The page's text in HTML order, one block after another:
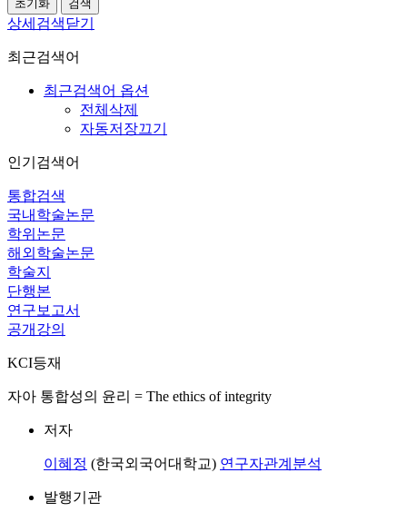
상세검색닫기
최근검색어
최근검색어 옵션
전체삭제
자동저장끄기
인기검색어
통합검색
국내학술논문
학위논문
해외학술논문
학술지
단행본
연구보고서
공개강의
KCI등재
자아 통합성의 윤리 = The ethics of integrity
저자
이혜정 (한국외국어대학교) 연구자관계분석
발행기관